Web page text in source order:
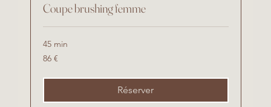
Coupe brushing femme
45 min
86
euros
86 €
Réserver